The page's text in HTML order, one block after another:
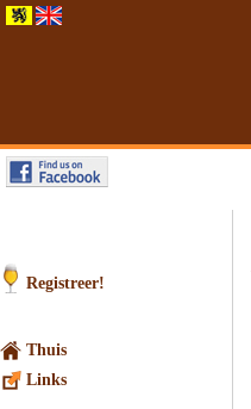
Registreer!
Thuis
Links